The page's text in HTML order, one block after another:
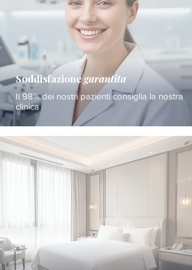
Soddisfazionegarantita
Il 98% dei nostri pazienti consiglia la nostra
clinica